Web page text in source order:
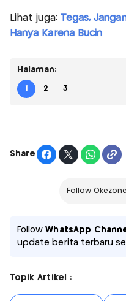
Lihat juga: Tegas,
Hanya Karena Bucin
Halaman:
1 2 3
Share
Follow
FollowWhatsApp
update berita terbaru
Topik Artikel :